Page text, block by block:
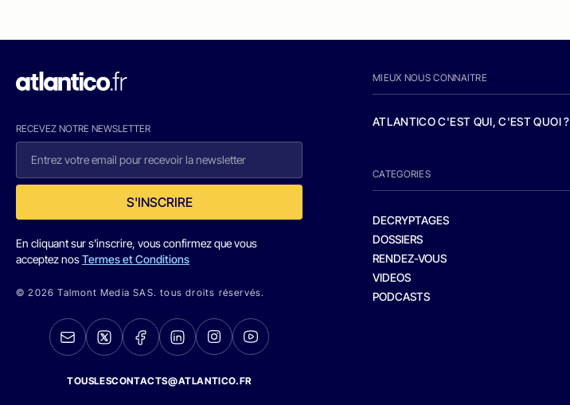
RECEVEZ NOTRE NEWSLETTER
S'INSCRIRE
En cliquant sur s'inscrire, vous confirmez que vous
acceptez nosTermes et Conditions
© 2026 Talmont Media SAS. tous droits réservés.
TOUSLESCONTACTS@ATLANTICO.FR
MIEUX NOUS CONNAITRE
ATLANTICO C'EST QUI, C'EST QUOI ?
CATEGORIES
DECRYPTAGES
DOSSIERS
RENDEZ-VOUS
VIDEOS
PODCASTS